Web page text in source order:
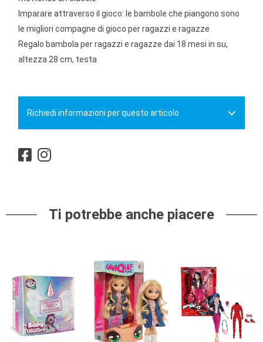
Imparare attraverso il gioco: le bambole che piangono sono
le migliori compagne di gioco per ragazzi e ragazze
Regalo bambola per ragazzi e ragazze dai 18 mesi in su,
altezza 28 cm, testa
Richiedi informazioni per questo articolo
Ti potrebbe anche piacere